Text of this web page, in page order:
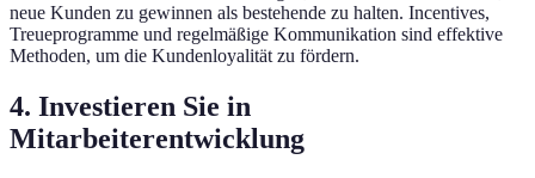
neue Kunden zu gewinnen als bestehende zu halten. Incentives,
Treueprogramme und regelmäßige Kommunikation sind effektive
Methoden, um die Kundenloyalität zu fördern.
4. Investieren Sie in
Mitarbeiterentwicklung